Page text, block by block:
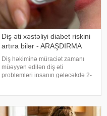
Diş əti xəstəliyi diabet riskini
artıra bilər - ARAŞDIRMA
Diş həkiminə müraciət zamanı
müəyyən edilən diş əti
problemləri insanın gələcəkdə 2-
Health" jurnalında dərc olunan v